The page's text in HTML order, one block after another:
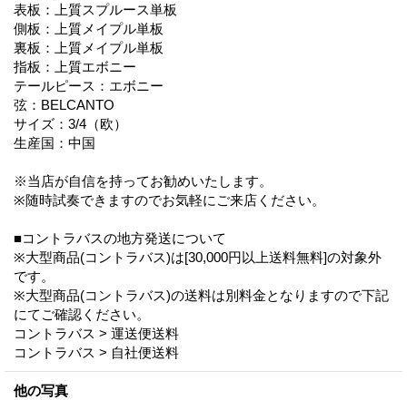
表板：上質スプルース単板
側板：上質メイプル単板
裏板：上質メイプル単板
指板：上質エボニー
テールピース：エボニー
弦：BELCANTO
サイズ：3/4（欧）
生産国：中国
※当店が自信を持ってお勧めいたします。
※随時試奏できますのでお気軽にご来店ください。
■コントラバスの地方発送について
※大型商品(コントラバス)は[30,000円以上送料無料]の対象外
です。
※大型商品(コントラバス)の送料は別料金となりますので下記
にてご確認ください。
コントラバス > 運送便送料
コントラバス > 自社便送料
他の写真